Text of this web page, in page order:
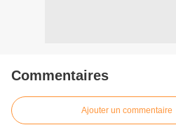
Commentaires
Ajouter un commentaire